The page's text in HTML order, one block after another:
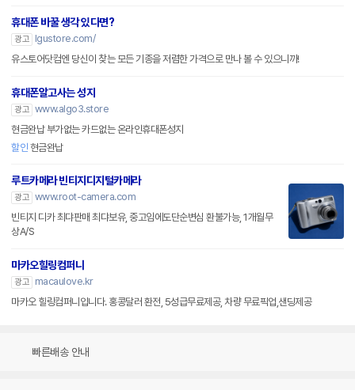
휴대폰 바꿀 생각 있다면?
광고
lgustore.com/
유스토어닷컴엔 당신이 찾는 모든 기종을 저렴한 가격으로 만나 볼 수 있으니까!
휴대폰알고사는 성지
광고 www.algo3.store
현금완납 부가없는 카드없는 온라인휴대폰성지
할인 현금완납
루트카메라 빈티지디지털카메라
광고 www.root-camera.com
빈티지 디카 최댜판매 최댜보유, 중고임에도단순변심 환불가능, 1개월무
상A/S
마카오힐링컴퍼니
광고
macaulove.kr
마카오 힐링컴퍼니입니다. 홍콩달러 환전, 5성급무료제공, 차량 무료픽업,샌딩제공
빠른배송 안내